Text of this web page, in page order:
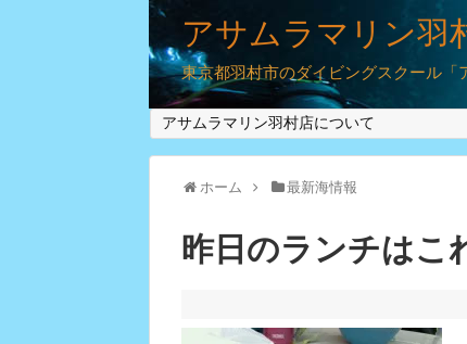
アサムラマリン羽
東京都羽村市のダイビングスクール「
アサムラマリン羽村店について
ホーム 最新海情報
昨日のランチはこ